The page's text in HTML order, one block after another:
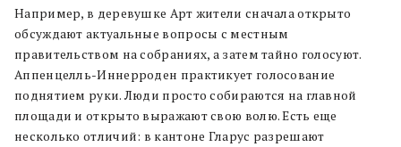
Например, в деревушке Арт жители сначала открыто
обсуждают актуальные вопросы с местным
правительством на собраниях, а затем тайно голосуют.
Аппенцелль-Иннерроден практикует голосование
поднятием руки. Люди просто собираются на главной
площади и открыто выражают свою волю. Есть еще
несколько отличий: в кантоне Гларус разрешают